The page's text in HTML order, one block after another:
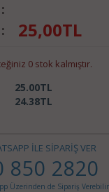
:
: 25,00TL
0 stok kalmıştır.
25.00TL
24.38TL
İLE SİPARİŞ VER
850 2820
Üzerinden de Sipariş